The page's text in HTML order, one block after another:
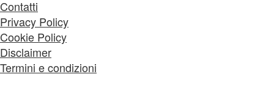
Contatti
Privacy Policy
Cookie Policy
Disclaimer
Termini e condizioni